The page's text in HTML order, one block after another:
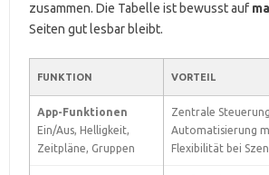
zusammen. Die Tabelle ist bewusst auf
Seiten gut lesbar bleibt.
FUNKTION VORTEIL
App-Funktionen
Ein/Aus, Helligkeit,
Zeitpläne, Gruppen
Zentrale
Automatisierung
Flexibilität bei